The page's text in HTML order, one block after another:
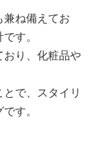
兼ね備えてお
す。
おり、化粧品や
で、スタイリ
す。